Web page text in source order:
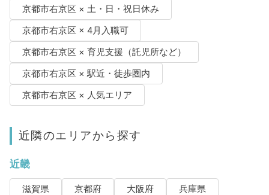
京都市右京区 × 土・日・祝日休み
京都市右京区 × 4月入職可
京都市右京区 × 育児支援（託児所など）
京都市右京区 × 駅近・徒歩圏内
京都市右京区 × 人気エリア
近隣のエリアから探す
近畿
滋賀県 京都府 大阪府
兵庫県